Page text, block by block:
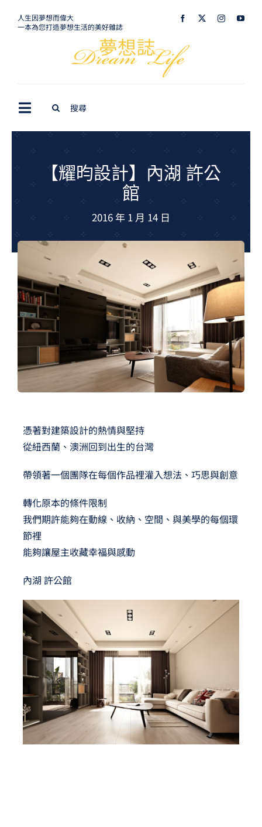
人生因夢想而偉大
一本為您打造夢想生活的美好雜誌
Toggle
Navigation
生活美學
夢想旅遊
夢想TV
GCU大賽
夢想購物
【耀昀設計】內湖 許公
館
2016 年 1 月 14 日
憑著對建築設計的熱情與堅持
從紐西蘭、澳洲回到出生的台灣
帶領著一個團隊在每個作品裡灌入想法、巧思與創意
轉化原本的條件限制
我們期許能夠在動線、收納、空間、與美學的每個環
節裡
能夠讓屋主收藏幸福與感動
內湖 許公館